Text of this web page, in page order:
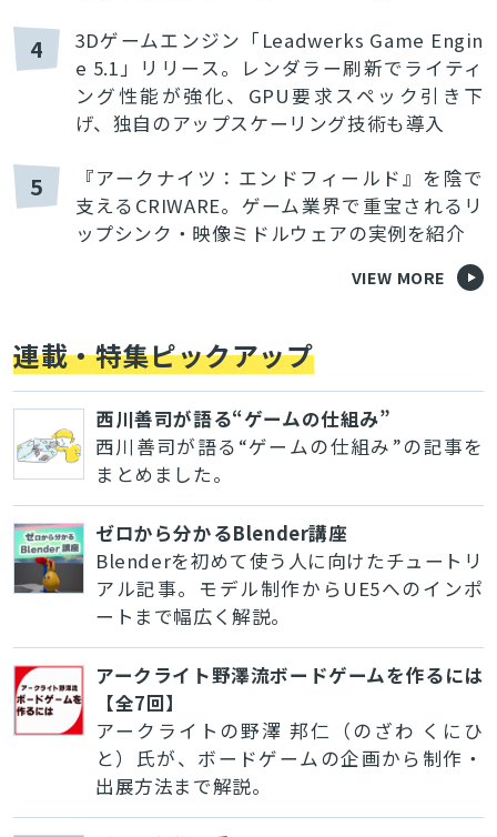
4
3Dゲームエンジン「Leadwerks Game Engin
e 5.1」リリース。レンダラー刷新でライティ
ング性能が強化、GPU要求スペック引き下
げ、独自のアップスケーリング技術も導入
5
『アークナイツ：エンドフィールド』を陰で
支えるCRIWARE。ゲーム業界で重宝されるリ
ップシンク・映像ミドルウェアの実例を紹介
VIEW MORE
連載・特集ピックアップ
西川善司が語る“ゲームの仕組み”
西川善司が語る“ゲームの仕組み”の記事を
まとめました。
ゼロから分かるBlender講座
Blenderを初めて使う人に向けたチュートリ
アル記事。モデル制作からUE5へのインポ
ートまで幅広く解説。
アークライト野澤流ボードゲームを作るには
【全7回】
アークライトの野澤 邦仁（のざわ くにひ
と）氏が、ボードゲームの企画から制作・
出展方法まで解説。